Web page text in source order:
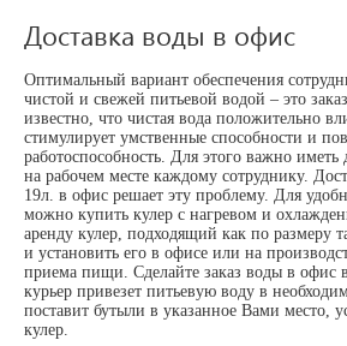
Доставка воды в офис
Оптимальный вариант обеспечения
чистой и свежей питьевой водой – это
известно, что чистая вода положительно
стимулирует умственные способности и
работоспособность. Для этого важно иметь
на рабочем месте каждому сотруднику.
19л. в офис решает эту проблему. Для
можно купить кулер с нагревом и
аренду кулер, подходящий как по размеру
и установить его в офисе или на
приема пищи. Сделайте заказ воды в офис
курьер привезет питьевую воду в
поставит бутыли в указанное Вами место,
кулер.